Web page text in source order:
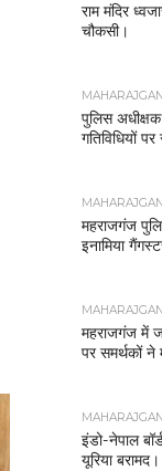
राम मंदिर
चौकसी।
पुलिस
गतिविधियों
महराजगंज
इनामिया
महराजगंज में
पर समर्थकों ने
इंडो-नेपाल
यूरिया बरामद।